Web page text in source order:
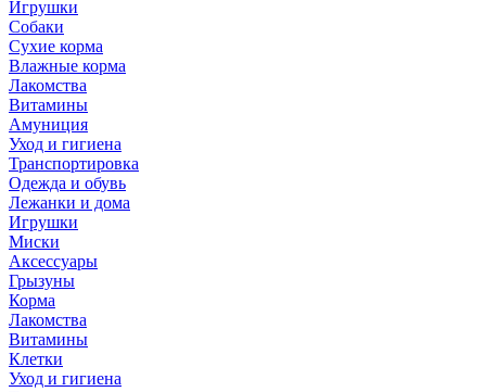
Игрушки
Собаки
Сухие корма
Влажные корма
Лакомства
Витамины
Амуниция
Уход и гигиена
Транспортировка
Одежда и обувь
Лежанки и дома
Игрушки
Миски
Аксессуары
Грызуны
Корма
Лакомства
Витамины
Клетки
Уход и гигиена